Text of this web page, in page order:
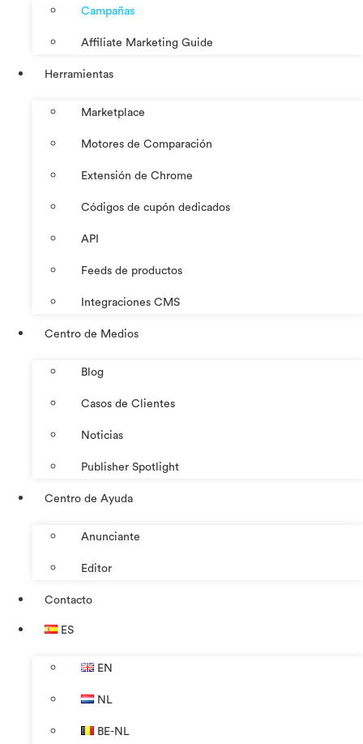
Campañas
Affiliate Marketing Guide
Herramientas
Marketplace
Motores de Comparación
Extensión de Chrome
Códigos de cupón dedicados
API
Feeds de productos
Integraciones CMS
Centro de Medios
Blog
Casos de Clientes
Noticias
Publisher Spotlight
Centro de Ayuda
Anunciante
Editor
Contacto
ES
EN
NL
BE-NL